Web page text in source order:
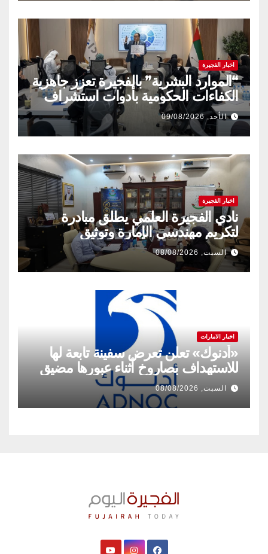
اخبار الفجيرة
“الموارد البشرية” بالفجيرة تعزز جاهزية
الكفاءات الحكومية بأدوات استشراف
المستقبل
الأحد, 09/08/2026
اخبار الفجيرة
نادي الفجيرة العلمي يطلق مبادرة
لتكريم مهندسي الإمارة وتوثيق
إنجازاتهم المهنية
السبت, 08/08/2026
اخبار الامارات
«أدنوك» تعلن تعرض سفينة تابعة لها
للاستهداف بصاروخ أثناء عبورها مضيق
هرمزالسبت, 08/08/2026